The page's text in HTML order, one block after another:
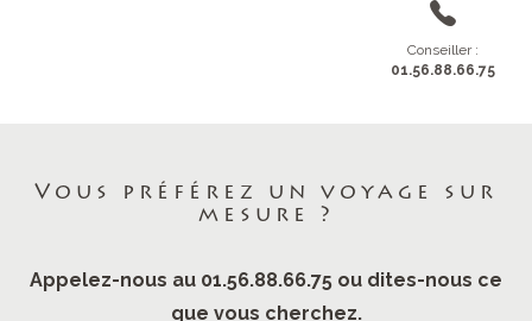
Conseiller :
01.56.88.66.75
Vous préférez un voyage sur
mesure ?
Appelez-nous au 01.56.88.66.75 ou dites-nous ce
que vous cherchez.